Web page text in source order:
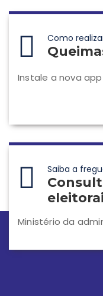
Como
Instale a nova
Saiba a
Ministério da